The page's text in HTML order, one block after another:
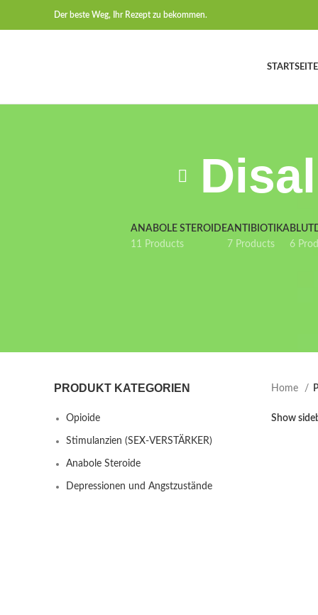
Der beste Weg, Ihr Rezept zu bekommen.
STARTSEITE
ANABOLE STEROIDE
11 Products
ANTIBIOTIKA
7 Products
6
PRODUKT KATEGORIEN
Opioide
Stimulanzien (SEX-VERSTÄRKER)
Anabole Steroide
Depressionen und Angstzustände
Home
Show